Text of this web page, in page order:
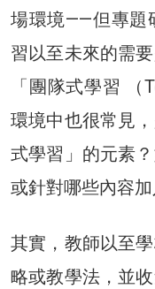
場環境——但專題
習以至未來的需
「團隊式學習 （
環境中也很常見
式學習」的元素
或針對哪些內容
其實，教師以至
略或教學法，並